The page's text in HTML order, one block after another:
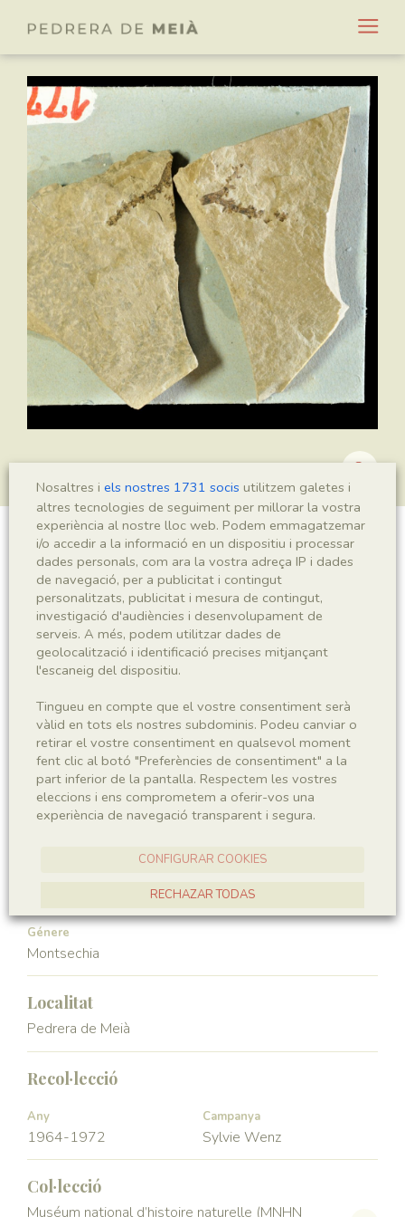
Montsechia vidalii
Sigla
MNHN 17796
Taxonomia
Regne
Plantae
Phyllum
Spermatophyta
Subphyllum
Angiospermae
Classe
Magnoliopsida
Montsechiaceae
Génere
Montsechia
Localitat
Pedrera de Meià
Recol·lecció
Any
1964-1972
Campanya
Sylvie Wenz
Col·lecció
Muséum national d’histoire naturelle (MNHN
Nosaltres i els nostres 1731 socis utilitzem galetes i
altres tecnologies de seguiment per millorar la vostra
experiència al nostre lloc web. Podem emmagatzemar
i/o accedir a la informació en un dispositiu i processar
dades personals, com ara la vostra adreça IP i dades
de navegació, per a publicitat i contingut
personalitzats, publicitat i mesura de contingut,
investigació d'audiències i desenvolupament de
serveis. A més, podem utilitzar dades de
geolocalització i identificació precises mitjançant
l'escaneig del dispositiu.
Tingueu en compte que el vostre consentiment serà
vàlid en tots els nostres subdominis. Podeu canviar o
retirar el vostre consentiment en qualsevol moment
fent clic al botó "Preferències de consentiment" a la
part inferior de la pantalla. Respectem les vostres
eleccions i ens comprometem a oferir-vos una
experiència de navegació transparent i segura.
CONFIGURAR COOKIES
RECHAZAR TODAS
ACCEPTAR TOTES